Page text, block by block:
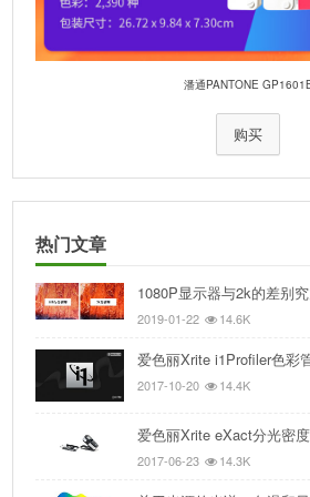
潘通PANTONE
购买
热门文章
1080P显示器与2k的差别
2019-01-22 14.6K
爱色丽Xrite i1Profiler色彩
2017-10-20 14.4K
爱色丽Xrite eXact分光密
2017-06-23 14.3K